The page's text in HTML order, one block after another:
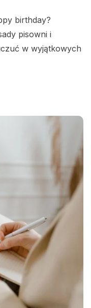
birthday?
pisowni i
w wyjątkowych